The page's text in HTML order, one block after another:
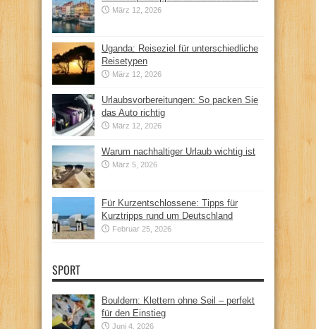
März 12, 2026
Uganda: Reiseziel für unterschiedliche
Reisetypen
März 12, 2026
Urlaubsvorbereitungen: So packen Sie
das Auto richtig
März 12, 2026
Warum nachhaltiger Urlaub wichtig ist
März 5, 2026
Für Kurzentschlossene: Tipps für
Kurztripps rund um Deutschland
Februar 25, 2026
SPORT
Bouldern: Klettern ohne Seil – perfekt
für den Einstieg
Juni 4, 2026